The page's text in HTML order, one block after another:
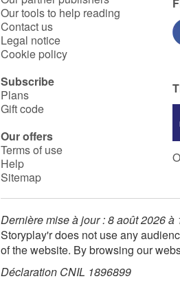
Our tools to help reading
Contact us
Legal notice
Cookie policy
Subscribe
Plans
Gift code
Our offers
Terms of use
Help
Sitemap
Dernière mise à jour : 8 août 2026 à
Storyplay'r does not use any
of the website. By browsing our
Déclaration CNIL 1896899